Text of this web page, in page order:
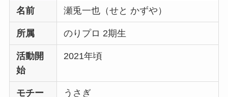
名前 瀬兎一也（せと かずや）
所属 のりプロ 2期生
活動開
始
2021年頃
モチー
うさぎ